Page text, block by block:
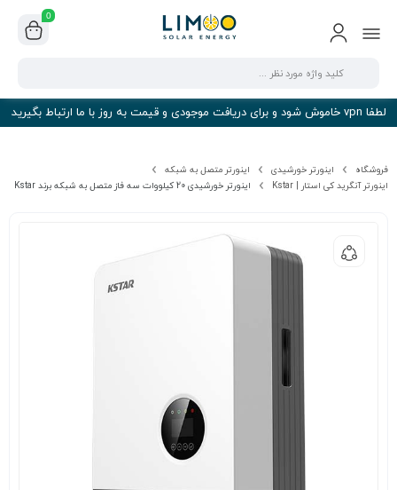
0
لطفا vpn خاموش شود و برای دریافت موجودی و قیمت به روز با ما ارتباط بگیرید
فروشگاه اینورتر خورشیدی
اینورتر متصل به شبکه
اینورتر آنگرید کی استار | Kstar
اینورتر خورشیدی 20 کیلووات سه فاز متصل به شبکه برند Kstar